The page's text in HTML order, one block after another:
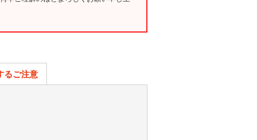
るご注意